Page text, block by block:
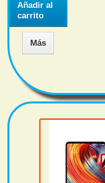
Añadir al
carrito
Más